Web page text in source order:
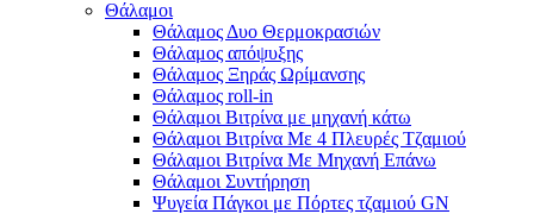
Θάλαμοι
Θάλαμος Δυο Θερμοκρασιών
Θάλαμος απόψυξης
Θάλαμος Ξηράς Ωρίμανσης
Θάλαμος roll-in
Θάλαμοι Βιτρίνα με μηχανή κάτω
Θάλαμοι Βιτρίνα Με 4 Πλευρές Τζαμιού
Θάλαμοι Βιτρίνα Με Μηχανή Επάνω
Θάλαμοι Συντήρηση
Ψυγεία Πάγκοι με Πόρτες τζαμιού GN